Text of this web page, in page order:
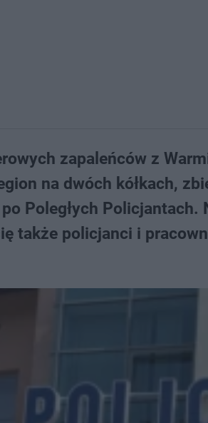
zapaleńców z
na dwóch kółkach,
Poległych
także policjanci i